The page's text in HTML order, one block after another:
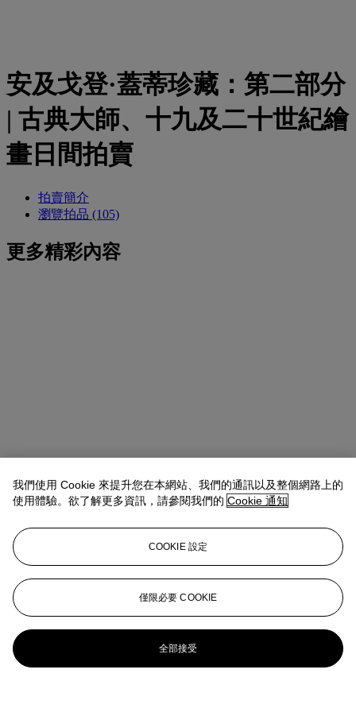
安及戈登·蓋蒂珍藏：第二部分
| 古典大師、十九及二十世紀繪
畫日間拍賣
拍賣簡介
瀏覽拍品 (105)
更多精彩內容
我們使用 Cookie 來提升您在本網站、我們的通訊以及整個網路上的
使用體驗。欲了解更多資訊，請參閱我們的 Cookie 通知
COOKIE 設定
僅限必要 COOKIE
全部接受